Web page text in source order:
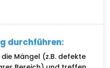
durchführen:
Mängel (z.B. defekte